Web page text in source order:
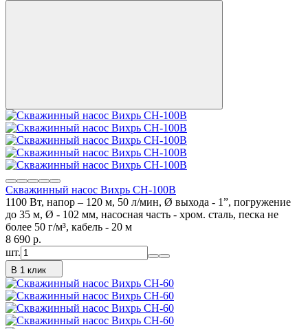
Скважинный насос Вихрь СН-100В
1100 Вт, напор – 120 м, 50 л/мин, Ø выхода - 1”, погружение
до 35 м, Ø - 102 мм, насосная часть - хром. сталь, песка не
более 50 г/м³, кабель - 20 м
8 690 p.
шт.
В 1 клик